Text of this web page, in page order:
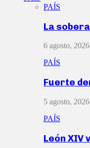
PAÍS
La
6 agosto, 2026
PAÍS
Fuerte
5 agosto, 2026
PAÍS
León XIV